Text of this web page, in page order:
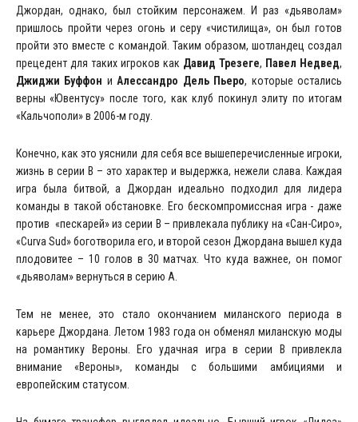
Джордан, однако, был стойким персонажем. И раз «дьяволам»
пришлось пройти через огонь и серу «чистилища», он был готов
пройти это вместе с командой. Таким образом, шотландец создал
прецедент для таких игроков как Давид Трезеге, Павел Недвед,
Джиджи Буффон иАлессандро Дель Пьеро, которые остались
верны «Ювентусу» после того, как клуб покинул элиту по итогам
«Кальчополи» в 2006-м году.
Конечно, как это уяснили для себя все вышеперечисленные игроки,
жизнь в серии В – это характер и выдержка, нежели слава. Каждая
игра была битвой, а Джордан идеально подходил для лидера
команды в такой обстановке. Его бескомпромиссная игра - даже
против «пескарей» из серии В – привлекала публику на «Сан-Сиро»,
«Curva Sud» боготворила его, и второй сезон Джордана вышел куда
плодовитее – 10 голов в 30 матчах. Что куда важнее, он помог
«дьяволам» вернуться в серию А.
Тем не менее, это стало окончанием миланского периода в
карьере Джордана. Летом 1983 года он обменял миланскую моды
на романтику Вероны. Его удачная игра в серии В привлекла
внимание «Вероны», команды с большими амбициями и
европейским статусом.